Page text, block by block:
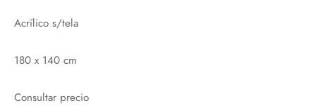
Acrílico s/tela
180 x 140 cm
Consultar precio